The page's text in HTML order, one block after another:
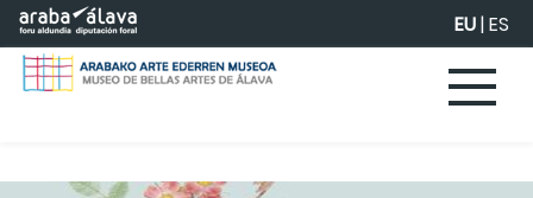
Eduki nagusira joan EU|ES